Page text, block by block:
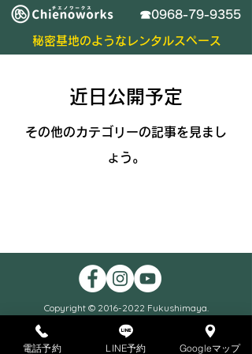
秘密基地のようなレンタルスペース
​☎0968-79-9355
近日公開予定
その他のカテゴリーの記事を見まし
ょう。
Copyright © 2016-2022 Fukushimaya.
電話予約 LINE予約 Googleマップ